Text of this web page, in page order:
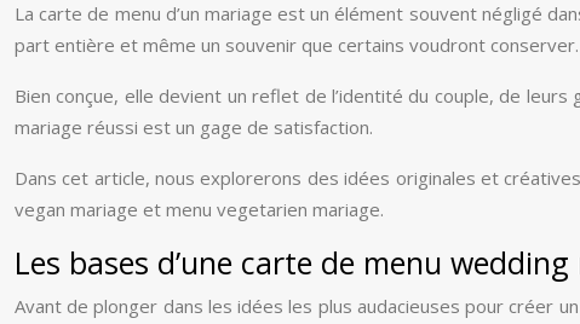
La carte de menu d’un mariage est un élément souvent négligé
part entière et même un souvenir que certains voudront
Bien conçue, elle devient un reflet de l’identité du couple, de
mariage réussi est un gage de satisfaction.
Dans cet article, nous explorerons des idées originales et
vegan mariage et menu vegetarien mariage.
Les bases d’une carte de menu wedding
Avant de plonger dans les idées les plus audacieuses pour créer